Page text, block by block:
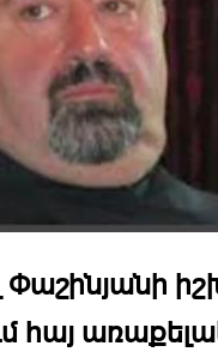
Փաշինյանի
հայ